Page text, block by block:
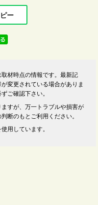
ー
材時点の情報です。最新記
変更されている場合がありま
ご確認下さい。
すが、万一トラブルや損害が
断のもとご利用ください。
用しています。